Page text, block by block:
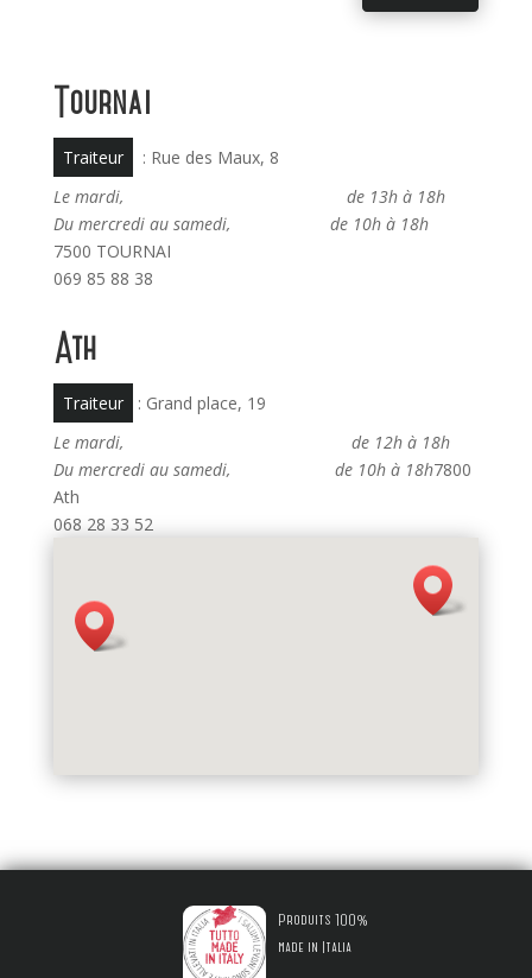
Tournai
Traiteur
: Rue des Maux, 8
Le mardi, de 13h à 18h
Du mercredi au samedi, de 10h à 18h
7500 TOURNAI
069 85 88 38
Ath
Traiteur
: Grand place, 19
Le mardi, de 12h à 18h
Du mercredi au samedi, de 10h à 18h7800
Ath
068 28 33 52
Produits 100%
made in Italia